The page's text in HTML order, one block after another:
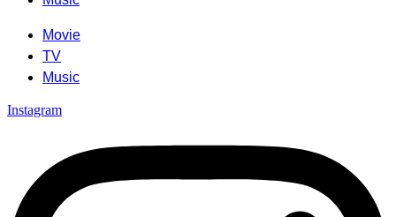
Movie
TV
Music
Instagram